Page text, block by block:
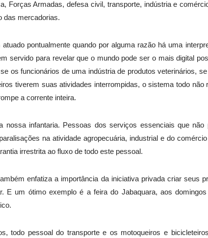
Forças Armadas, defesa civil, transporte, indústria e
das mercadorias.
pontualmente quando por alguma razão há uma
servido para revelar que o mundo pode ser o mais digital
os funcionários de uma indústria de produtos veterinários,
tiverem suas atividades interrompidas, o sistema todo
a corrente inteira.
nossa infantaria. Pessoas dos serviços essenciais que
na atividade agropecuária, industrial e do
irrestrita ao fluxo de todo este pessoal.
enfatiza a importância da iniciativa privada criar seus
E um ótimo exemplo é a feira do Jabaquara, aos
todo pessoal do transporte e os motoqueiros e